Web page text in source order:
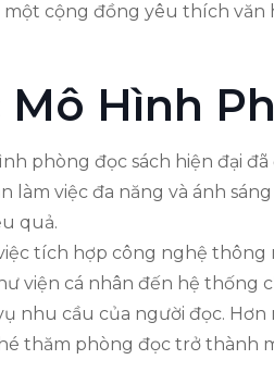
một cộng đồng yêu thích văn
Mô Hình
phòng đọc sách hiện đại
làm việc đa năng và ánh
quả.
tích hợp công nghệ
viện cá nhân đến hệ thống
nhu cầu của người đọc.
thăm phòng đọc trở thành